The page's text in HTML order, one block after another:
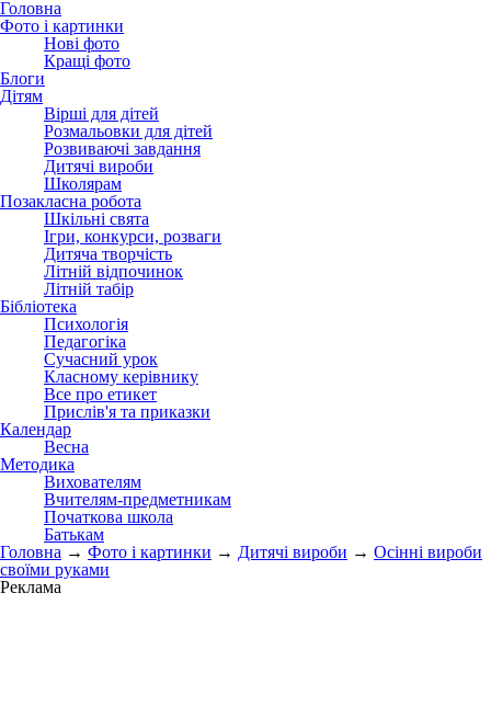
Головна
Фото і картинки
Нові фото
Кращі фото
Блоги
Дітям
Вірші для дітей
Розмальовки для дітей
Розвиваючі завдання
Дитячі вироби
Школярам
Позакласна робота
Шкільні свята
Ігри, конкурси, розваги
Дитяча творчість
Літній відпочинок
Літній табір
Бібліотека
Психологія
Педагогіка
Сучасний урок
Класному керівнику
Все про етикет
Прислів'я та приказки
Календар
Весна
Методика
Вихователям
Вчителям-предметникам
Початкова школа
Батькам
Головна → Фото і картинки → Дитячі вироби → Осінні вироби
своїми руками
Реклама